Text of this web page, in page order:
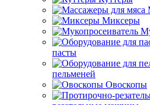
Миксеры
пасты
пельменей
Овоскопы